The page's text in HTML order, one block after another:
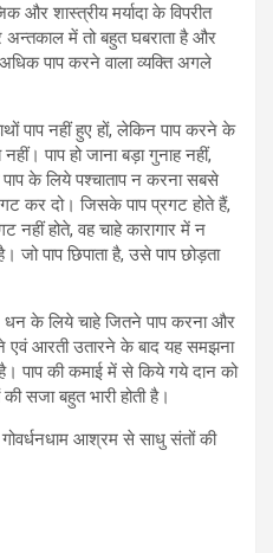
और शास्त्रीय मर्यादा के विपरीत
में तो बहुत घबराता है और
पाप करने वाला व्यक्ति अगले
पाप नहीं हुए हों, लेकिन पाप करने के
पाप हो जाना बड़ा गुनाह नहीं,
के लिये पश्चाताप न करना सबसे
कर दो। जिसके पाप प्रगट होते हैं,
नहीं होते, वह चाहे कारागार में न
जो पाप छिपाता है, उसे पाप छोड़ता
धन के लिये चाहे जितने पाप करना और
एवं आरती उतारने के बाद यह समझना
पाप की कमाई में से किये गये दान को
सजा बहुत भारी होती है।
आश्रम से साधु संतों की